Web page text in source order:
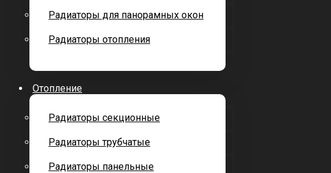
Радиаторы для панорамных окон
Радиаторы отопления
Отопление
Радиаторы секционные
Радиаторы трубчатые
Радиаторы панельные